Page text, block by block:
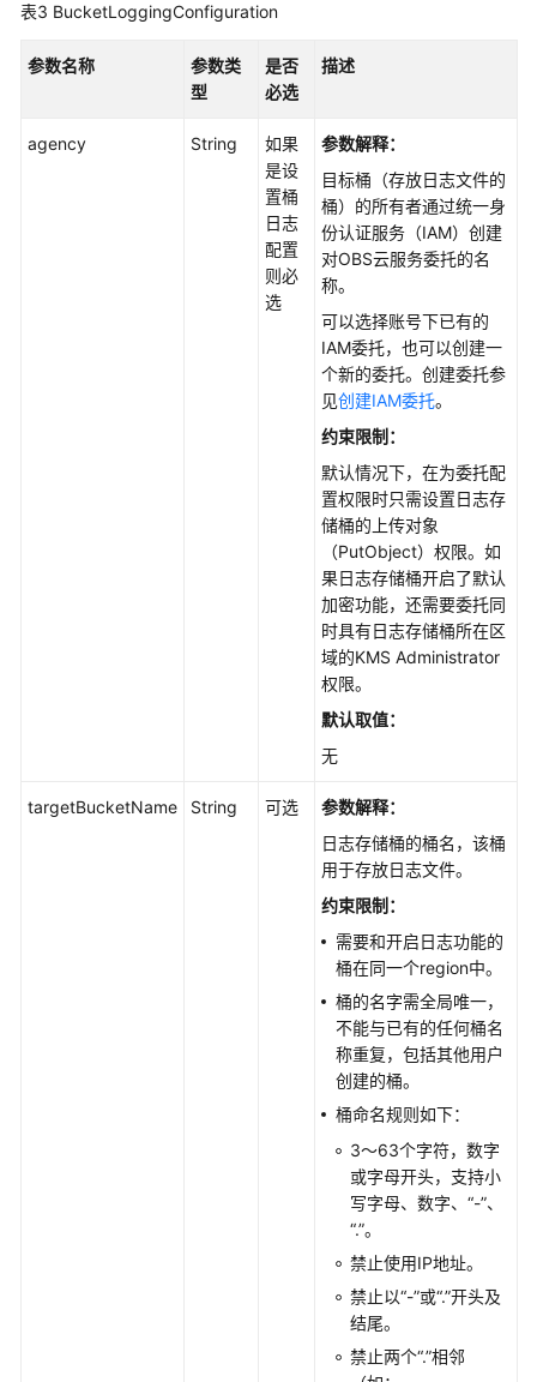
SDK)
使
表3 BucketLoggingConfiguration
参数名称
参数类
型
是否
必选
描述
agency String
如果
是设
置桶
日志
配置
则必
选
参数解释：
目标桶（存放日志文件的
桶）的所有者通过统一身
份认证服务（IAM）创建
对OBS云服务委托的名
称。
可以选择账号下已有的
IAM委托，也可以创建一
个新的委托。创建委托参
见创建IAM委托。
约束限制：
默认情况下，在为委托配
置权限时只需设置日志存
储桶的上传对象
（PutObject）权限。如
果日志存储桶开启了默认
加密功能，还需要委托同
时具有日志存储桶所在区
域的KMS Administrator
权限。
默认取值：
无
targetBucketName String 可选
参数解释：
日志存储桶的桶名，该桶
用于存放日志文件。
约束限制：
需要和开启日志功能的
桶在同一个region中。
桶的名字需全局唯一，
不能与已有的任何桶名
称重复，包括其他用户
创建的桶。
桶命名规则如下：
3～63个字符，数字
或字母开头，支持小
写字母、数字、“-”、
“.”。
禁止使用IP地址。
禁止以“-”或“.”开头及
结尾。
禁止两个“.”相邻